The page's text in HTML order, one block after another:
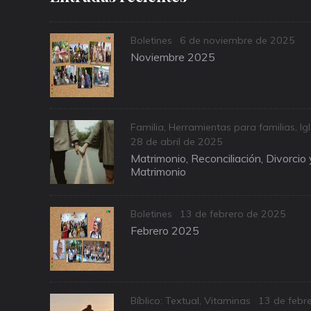
Categories
Boletines
Posted
on
6 de noviembre de 2025
Noviembre 2025
Categories
Familia, Herramientas para familias,
Posted
on
28 de abril de 2025
Matrimonio, Reconciliación, Divorcio
Matrimonio
Categories
Boletines
Posted
on
13 de febrero de 2025
Febrero 2025
Categories
Bíblico: Textual,Vitaminas
Posted
13 de